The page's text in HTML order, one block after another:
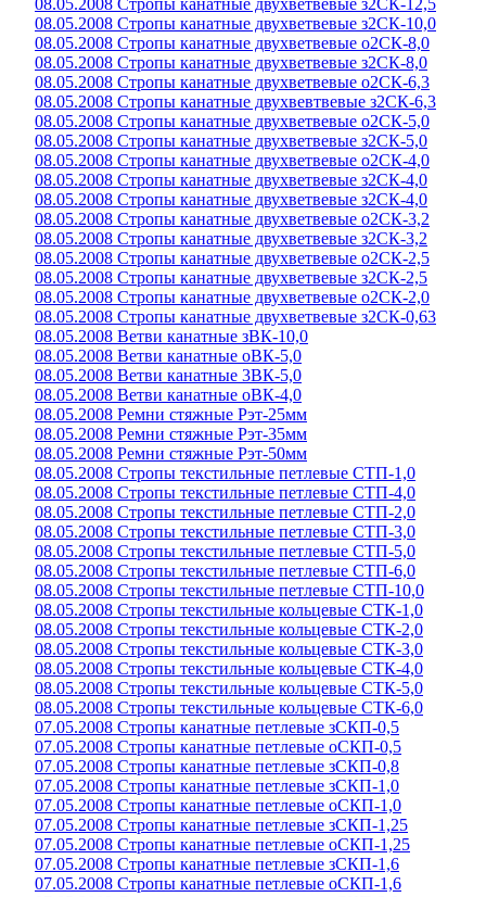
08.05.2008 Стропы канатные двухветвевые з2СК-12,5
08.05.2008 Стропы канатные двухветвевые з2СК-10,0
08.05.2008 Стропы канатные двухветвевые о2СК-8,0
08.05.2008 Стропы канатные двухветвевые з2СК-8,0
08.05.2008 Стропы канатные двухветвевые о2СК-6,3
08.05.2008 Стропы канатные двухвевтвевые з2СК-6,3
08.05.2008 Стропы канатные двухветвевые о2СК-5,0
08.05.2008 Стропы канатные двухветвевые з2СК-5,0
08.05.2008 Стропы канатные двухветвевые о2СК-4,0
08.05.2008 Стропы канатные двухветвевые з2СК-4,0
08.05.2008 Стропы канатные двухветвевые з2СК-4,0
08.05.2008 Стропы канатные двухветвевые о2СК-3,2
08.05.2008 Стропы канатные двухветвевые з2СК-3,2
08.05.2008 Стропы канатные двухветвевые о2СК-2,5
08.05.2008 Стропы канатные двухветвевые з2СК-2,5
08.05.2008 Стропы канатные двухветвевые о2СК-2,0
08.05.2008 Стропы канатные двухветвевые з2СК-0,63
08.05.2008 Ветви канатные зВК-10,0
08.05.2008 Ветви канатные оВК-5,0
08.05.2008 Ветви канатные 3ВК-5,0
08.05.2008 Ветви канатные оВК-4,0
08.05.2008 Ремни стяжные Рэт-25мм
08.05.2008 Ремни стяжные Рэт-35мм
08.05.2008 Ремни стяжные Рэт-50мм
08.05.2008 Стропы текстильные петлевые СТП-1,0
08.05.2008 Стропы текстильные петлевые СТП-4,0
08.05.2008 Стропы текстильные петлевые СТП-2,0
08.05.2008 Стропы текстильные петлевые СТП-3,0
08.05.2008 Стропы текстильные петлевые СТП-5,0
08.05.2008 Стропы текстильные петлевые СТП-6,0
08.05.2008 Стропы текстильные петлевые СТП-10,0
08.05.2008 Стропы текстильные кольцевые СТК-1,0
08.05.2008 Стропы текстильные кольцевые СТК-2,0
08.05.2008 Стропы текстильные кольцевые СТК-3,0
08.05.2008 Стропы текстильные кольцевые СТК-4,0
08.05.2008 Стропы текстильные кольцевые СТК-5,0
08.05.2008 Стропы текстильные кольцевые СТК-6,0
07.05.2008 Стропы канатные петлевые зСКП-0,5
07.05.2008 Стропы канатные петлевые оСКП-0,5
07.05.2008 Стропы канатные петлевые зСКП-0,8
07.05.2008 Стропы канатные петлевые зСКП-1,0
07.05.2008 Стропы канатные петлевые оСКП-1,0
07.05.2008 Стропы канатные петлевые зСКП-1,25
07.05.2008 Стропы канатные петлевые оСКП-1,25
07.05.2008 Стропы канатные петлевые зСКП-1,6
07.05.2008 Стропы канатные петлевые оСКП-1,6